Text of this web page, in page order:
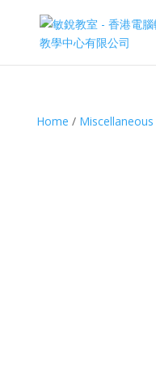
Home / Miscellaneous